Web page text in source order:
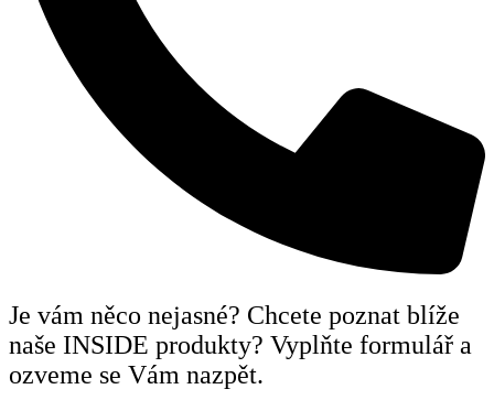
Je vám něco nejasné? Chcete poznat blíže
naše INSIDE produkty? Vyplňte formulář a
ozveme se Vám nazpět.